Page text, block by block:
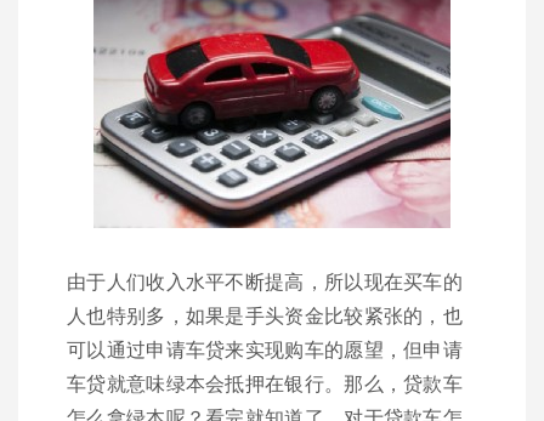
由于人们收入水平不断提高，所以现在买车的
人也特别多，如果是手头资金比较紧张的，也
可以通过申请车贷来实现购车的愿望，但申请
车贷就意味绿本会抵押在银行。那么，贷款车